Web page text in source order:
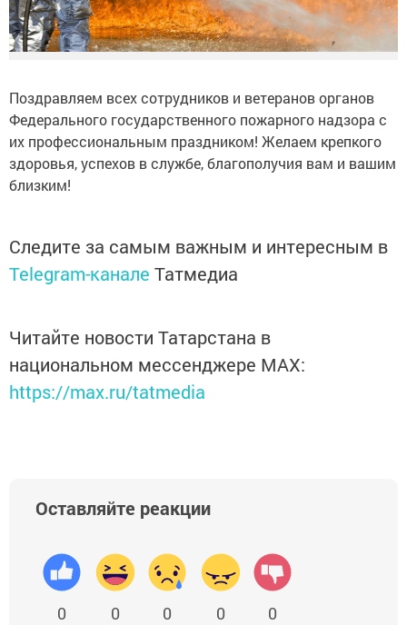
Поздравляем всех сотрудников и ветеранов органов
Федерального государственного пожарного надзора с
их профессиональным праздником! Желаем крепкого
здоровья, успехов в службе, благополучия вам и вашим
близким!
Следите за самым важным и интересным в
Telegram-канале Татмедиа
Читайте новости Татарстана в
национальном мессенджере MАХ:
https://max.ru/tatmedia
Оставляйте реакции
0 0 0 0 0